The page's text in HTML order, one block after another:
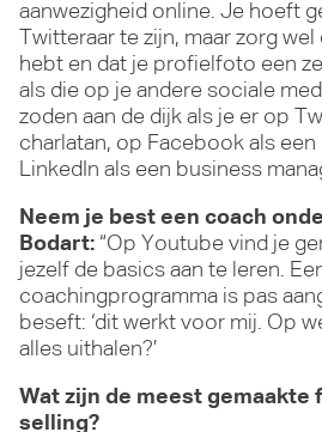
aanwezigheid online. Je hoeft
Twitteraar te zijn, maar zorg
hebt en dat je profielfoto een
als die op je andere sociale
zoden aan de dijk als je er op
charlatan, op Facebook als
LinkedIn als een business
Neem je best een coach
Bodart: “Op Youtube vind je
jezelf de basics aan te leren.
coachingprogramma is pas
beseft: ‘dit werkt voor mij. Op
alles uithalen?’
Wat zijn de meest gemaakte
selling?